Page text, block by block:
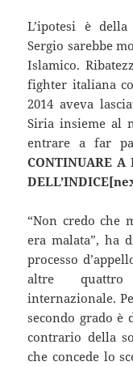
L’ipotesi è
Sergio sarebbe
Islamico.
fighter italiana
2014 aveva
Siria insieme al
entrare a far
CONTINUARE A
“Non credo che
era malata”, ha
processo
altre
internazionale.
secondo grado è
contrario della
che concede lo